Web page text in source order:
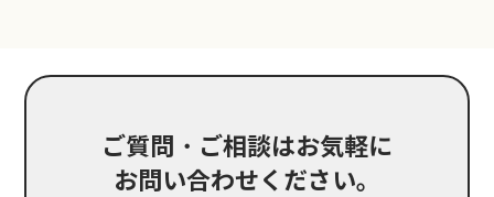
ご質問・ご相談はお気軽に
お問い合わせください。